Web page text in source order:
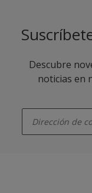
Descubre
noticias en